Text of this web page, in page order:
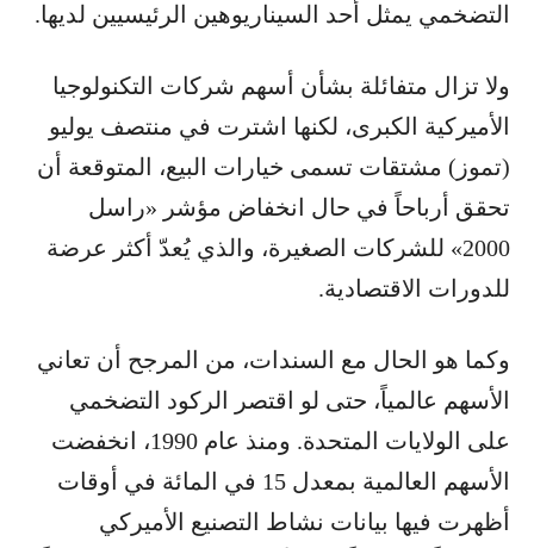
التضخمي يمثل أحد السيناريوهين الرئيسيين لديها.
ولا تزال متفائلة بشأن أسهم شركات التكنولوجيا
الأميركية الكبرى، لكنها اشترت في منتصف يوليو
(تموز) مشتقات تسمى خيارات البيع، المتوقعة أن
تحقق أرباحاً في حال انخفاض مؤشر «راسل
2000» للشركات الصغيرة، والذي يُعدّ أكثر عرضة
للدورات الاقتصادية.
وكما هو الحال مع السندات، من المرجح أن تعاني
الأسهم عالمياً، حتى لو اقتصر الركود التضخمي
على الولايات المتحدة. ومنذ عام 1990، انخفضت
الأسهم العالمية بمعدل 15 في المائة في أوقات
أظهرت فيها بيانات نشاط التصنيع الأميركي